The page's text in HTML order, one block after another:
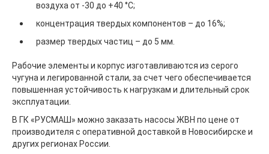
воздуха от -30 до +40 °С;
концентрация твердых компонентов – до 16%;
размер твердых частиц – до 5 мм.
Рабочие элементы и корпус изготавливаются из серого
чугуна и легированной стали, за счет чего обеспечивается
повышенная устойчивость к нагрузкам и длительный срок
эксплуатации.
В ГК «РУСМАШ» можно заказать насосы ЖВН по цене от
производителя с оперативной доставкой в Новосибирске и
других регионах России.